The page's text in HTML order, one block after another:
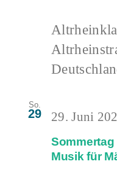
So.
29
Musik für
29. Juni